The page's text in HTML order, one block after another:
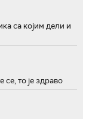
са којим дели и
се, то је здраво